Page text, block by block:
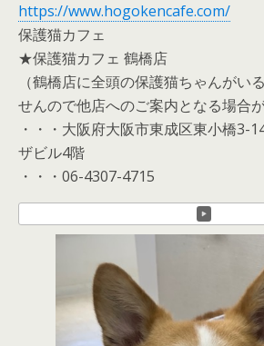
https://www.hogokencafe.com/
保護猫カフェ
★保護猫カフェ 鶴橋店
（鶴橋店に全頭の保護猫ちゃんがい
せんので他店へのご案内となる場合
・・・大阪府大阪市東成区東小橋3-
ザビル4階
・・・06-4307-4715